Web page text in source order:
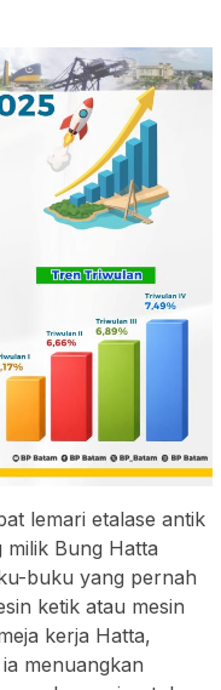
lemari etalase antik
Bung Hatta
buku yang pernah
ketik atau mesin
kerja Hatta,
menuangkan